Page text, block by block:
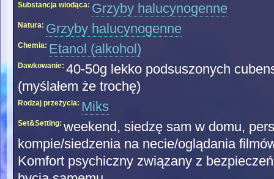
Substancja wiodąca: Grzyby halucynogenne
Natura: Grzyby halucynogenne
Chemia: Etanol (alkohol)
Dawkowanie: 40-50g lekko podsuszonych
(myślałem że trochę)
Rodzaj przeżycia: Miks
Set&Setting: weekend, siedzę sam w domu,
kompie/siedzenia na necie/oglądania
Komfort psychiczny związany z